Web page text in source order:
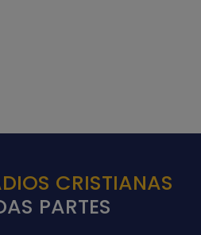
CRISTIANAS
PARTES